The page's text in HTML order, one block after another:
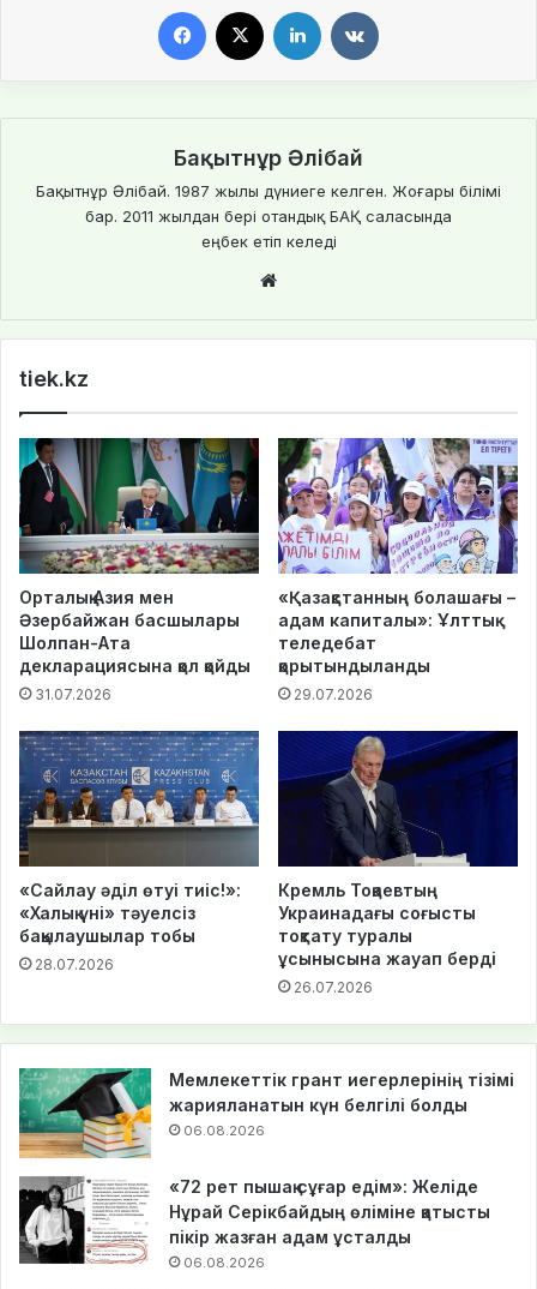
Facebook LinkedIn
Бақытнұр Әлібай
Бақытнұр Әлібай. 1987 жылы дүниеге келген. Жоғары білімі
бар. 2011 жылдан бері отандық БАҚ саласында
еңбек етіп келеді
tiek.kz
Орталық Азия мен
Әзербайжан басшылары
Шолпан-Ата
декларациясына қол қойды
31.07.2026
«Қазақстанның болашағы –
адам капиталы»: Ұлттық
теледебат
қорытындыланды
29.07.2026
«Сайлау әділ өтуі тиіс!»:
«Халық үні» тәуелсіз
бақылаушылар тобы
28.07.2026
Кремль Тоқаевтың
Украинадағы соғысты
тоқтату туралы
ұсынысына жауап берді
26.07.2026
Мемлекеттік грант иегерлерінің тізімі
жарияланатын күн белгілі болды
06.08.2026
«72 рет пышақ сұғар едім»: Желіде
Нұрай Серікбайдың өліміне қатысты
пікір жазған адам ұсталды
06.08.2026